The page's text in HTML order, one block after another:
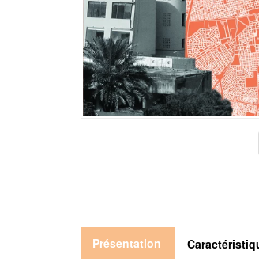
Présentation